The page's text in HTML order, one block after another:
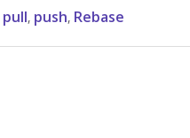
pull, push, Rebase